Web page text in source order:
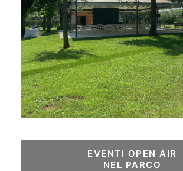
EVENTI OPEN AIR
NEL PARCO